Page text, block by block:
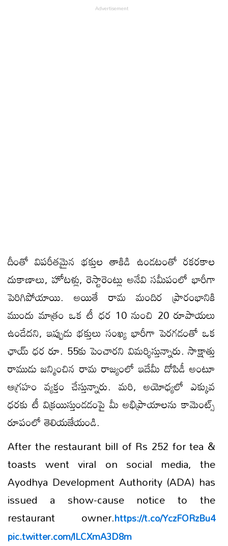
దీంతో విపరీతమైన భక్తుల తాకిడి ఉండటంతో రకరకాల
దుకాణాలు, హోటళ్లు, రెస్టారెంట్లు అనేవి సమీపంలో భారీగా
పెరిగిపోయాయి. అయితే రామ మందిర ప్రారంభానికి
ముందు మాత్రం ఒక టీ ధర 10 నుంచి 20 రూపాయలు
ఉండేదని, ఇప్పుడు భక్తులు సంఖ్య భారీగా పెరగడంతో ఒక
ఛాయ్ ధర రూ. 55కు పెంచారని విమర్శిస్తున్నారు. సాక్షాత్తు
రాముడు జన్మించిన రామ రాజ్యంలో ఇదేమీ దోపిడీ అంటూ
ఆగ్రహం వ్యక్తం చేస్తున్నారు. మరి, అయోధ్యలో ఎక్కువ
ధరకు టీ విక్రయిస్తుండడంపై మీ అభిప్రాయాలను కామెంట్స్
రూపంలో తెలియజేయండి.
After the restaurant bill of Rs 252 for tea &
toasts went viral on social media, the
Ayodhya Development Authority (ADA) has
issued a show-cause notice to the
restaurant owner.https://t.co/YczFORzBu4
pic.twitter.com/lLCXmA3D8m